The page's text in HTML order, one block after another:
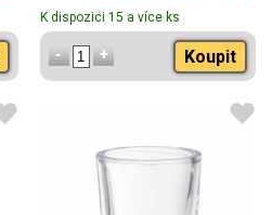
K dispozici 15 a více ks
Koupit